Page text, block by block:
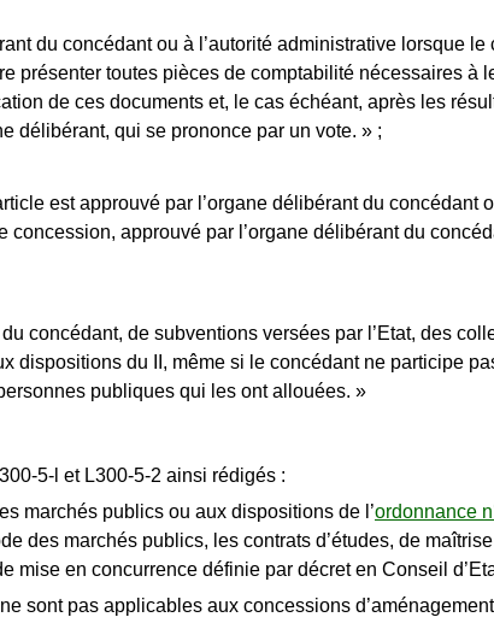
du concédant ou à l’autorité administrative lorsque
présenter toutes pièces de comptabilité nécessaires à
de ces documents et, le cas échéant, après les
délibérant, qui se prononce par un vote. » ;
est approuvé par l’organe délibérant du concédant
concession, approuvé par l’organe délibérant du
concédant, de subventions versées par l’Etat, des
du II, même si le concédant ne participe
publiques qui les ont allouées. »
5-l et L300-5-2 ainsi rédigés :
marchés publics ou aux dispositions de l’ordonnance
des marchés publics, les contrats d’études, de
mise en concurrence définie par décret en Conseil
sont pas applicables aux concessions